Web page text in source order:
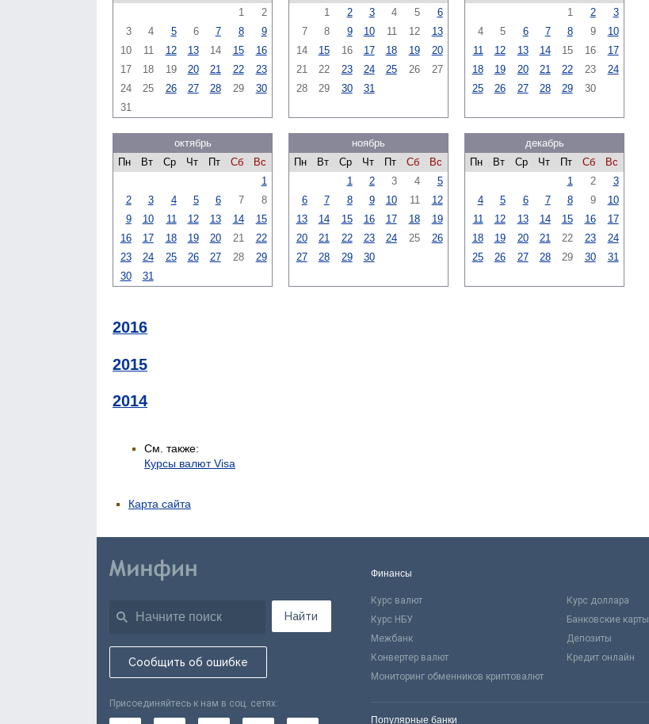
1
2
3
4 5 6 7 8
9
10
11 12 13 14 15
16
17
18 19 20 21 22
23
24
25 26 27 28 29
30
31
1
2 3 4 5
6
7
8 9 10 11 12
13
14
15 16 17 18 19
20
21
22 23 24 25 26
27
28
29 30 31
1
2
3
4
5 6 7 8 9
10
11
12 13 14 15 16
17
18
19 20 21 22 23
24
25
26 27 28 29 30
октябрь
Пн
Вт Ср Чт Пт Сб
Вс
1
2
3 4 5 6 7
8
9
10 11 12 13 14
15
16
17 18 19 20 21
22
23
24 25 26 27 28
29
30
31
ноябрь
Пн
Вт Ср Чт Пт Сб
Вс
1
2 3 4
5
6
7 8 9 10 11
12
13
14 15 16 17 18
19
20
21 22 23 24 25
26
27
28 29 30
декабрь
Пн
Вт Ср Чт Пт Сб
Вс
1
2
3
4
5 6 7 8 9
10
11
12 13 14 15 16
17
18
19 20 21 22 23
24
25
26 27 28 29 30 31
2016
2015
2014
См. также:
Курсы валют Visa
Карта сайта
Найти
Сообщить об ошибке
Присоединяйтесь к нам в соц. сетях:
Финансы
Курс валют Курс доллара
Курс НБУ
Банковские карты
Межбанк
Депозиты
Конвертер валют
Кредит онлайн
Мониторинг обменников криптовалют
Популярные банки